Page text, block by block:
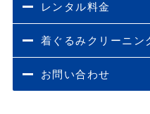
レンタル料金
着ぐるみクリーニン
お問い合わせ